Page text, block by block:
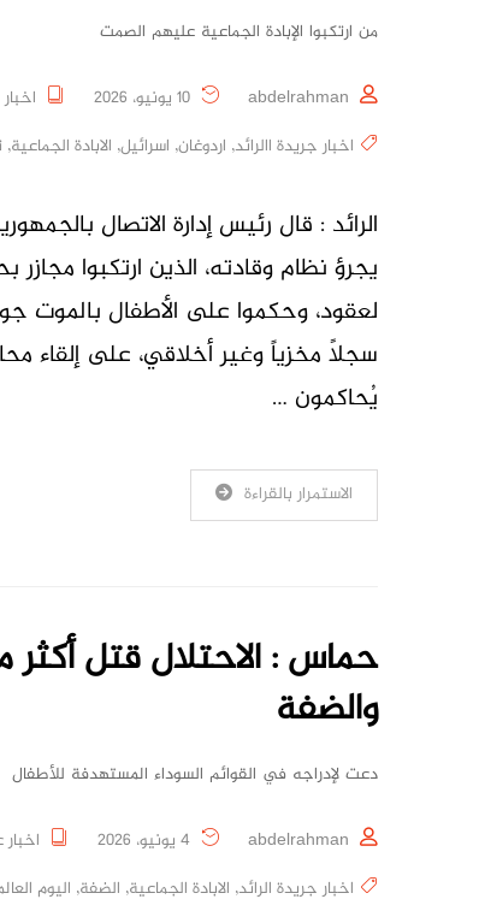
من ارتكبوا الإبادة الجماعية عليهم الصمت
abdelrahman
اخبار جريدة االرائد, اردوغان, اسرائيل, الابادة الجماعية,
الرائد : قال رئيس إدارة الاتصال
يجرؤ نظام وقادته، الذين ارتكبوا
لعقود، وحكموا على الأطفال بالموت
سجلاً مخزياً وغير أخلاقي، على إلقاء
يُحاكمون …
الاستمرار بالقراءة
والضفة
دعت لإدراجه في القوائم السوداء المستهدفة للأطفال
abdelrahman
اخبار جريدة الرائد, الابادة الجماعية, الضفة, اليوم